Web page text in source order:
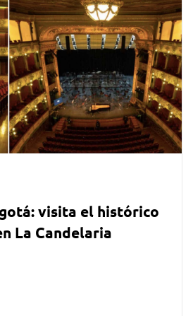
visita el histórico
La Candelaria